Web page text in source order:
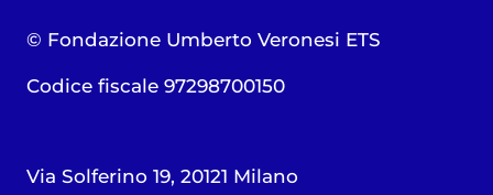
© Fondazione Umberto Veronesi ETS
Codice fiscale 97298700150
Via Solferino 19, 20121 Milano